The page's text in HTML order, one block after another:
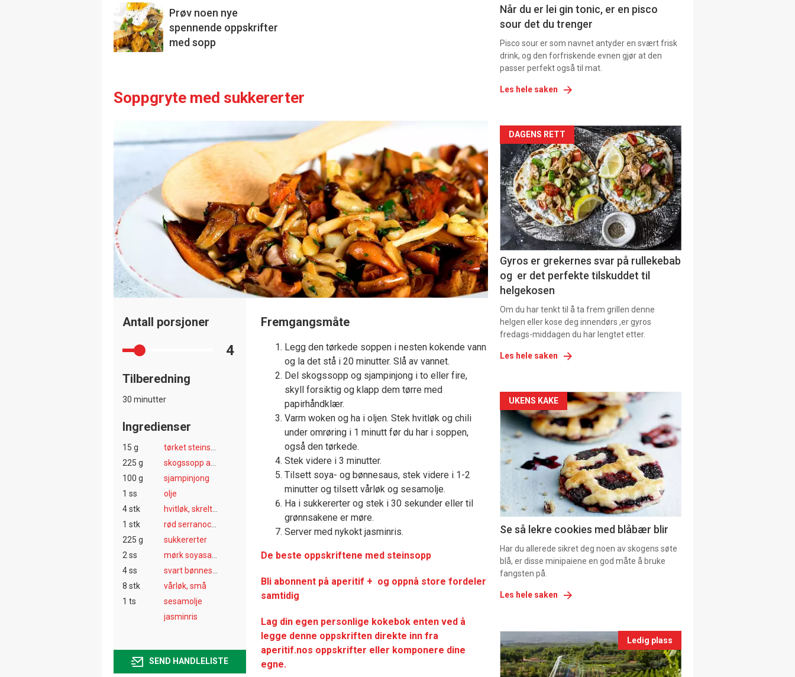
Prøv noen nye
spennende oppskrifter
med sopp
Soppgryte med sukkererter
Antall porsjoner
4
Tilberedning
30 minutter
Ingredienser
15 g
225 g
100 g
sjampinjong
1 ss
olje
4 stk
1 stk
225 g
sukkererter
2 ss
4 ss
8 stk
vårløk, små
1 ts
sesamolje
jasminris
SEND HANDLELISTE
Fremgangsmåte
Legg den tørkede soppen i nesten kokende vann
og la det stå i 20 minutter. Slå av vannet.
Del skogssopp og sjampinjong i to eller fire,
skyll forsiktig og klapp dem tørre med
papirhåndklær.
Varm woken og ha i oljen. Stek hvitløk og chili
under omrøring i 1 minutt før du har i soppen,
også den tørkede.
Stek videre i 3 minutter.
Tilsett soya- og bønnesaus, stek videre i 1-2
minutter og tilsett vårløk og sesamolje.
Ha i sukkererter og stek i 30 sekunder eller til
grønnsakene er møre.
Server med nykokt jasminris.
De beste oppskriftene med steinsopp
Bli abonnent på aperitif + og oppnå store fordeler
samtidig
Lag din egen personlige kokebok enten ved å
legge denne oppskriften direkte inn fra
aperitif.nos oppskrifter eller komponere dine
egne.
Dagens
rett
Når du er lei gin tonic, er en pisco
sour det du trenger
Pisco sour er som navnet antyder en svært frisk
drink, og den forfriskende evnen gjør at den
passer perfekt også til mat.
Les hele saken
Artikler
detail
-
section
11
Dagens
rett
2
DAGENS RETT
Gyros er grekernes svar på rullekebab
og er det perfekte tilskuddet til
helgekosen
Om du har tenkt til å ta frem grillen denne
helgen eller kose deg innendørs ,er gyros
fredags-middagen du har lengtet etter.
Les hele saken
Artikler
detail
-
section
11
Ukens
vin
UKENS KAKE
Se så lekre cookies med blåbær blir
Har du allerede sikret deg noen av skogens søte
blå, er disse minipaiene en god måte å bruke
fangsten på.
Les hele saken
Events
single
Ledig plass